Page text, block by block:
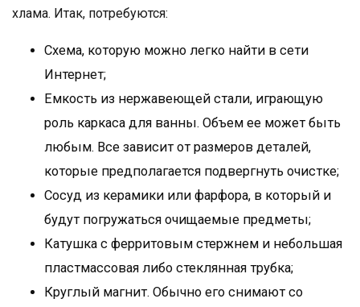
хлама. Итак, потребуются:
Схема, которую можно легко найти в сети
Интернет;
Емкость из нержавеющей стали, играющую
роль каркаса для ванны. Объем ее может быть
любым. Все зависит от размеров деталей,
которые предполагается подвергнуть очистке;
Сосуд из керамики или фарфора, в который и
будут погружаться очищаемые предметы;
Катушка с ферритовым стержнем и небольшая
пластмассовая либо стеклянная трубка;
Круглый магнит. Обычно его снимают со